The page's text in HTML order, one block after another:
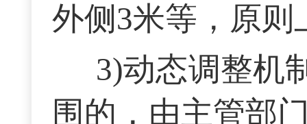
外侧3米等，原
3)动态调整机
围的，由主管部